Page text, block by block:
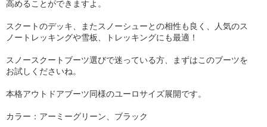
高めることができますよ。
スクートのデッキ、またスノーシューとの相性も良く、人気のス
ノートレッキングや雪板、トレッキングにも最適！
スノースクートブーツ選びで迷っている方、まずはこのブーツを
お試しくださいね。
本格アウトドアブーツ同様のユーロサイズ展開です。
カラー：アーミーグリーン、ブラック